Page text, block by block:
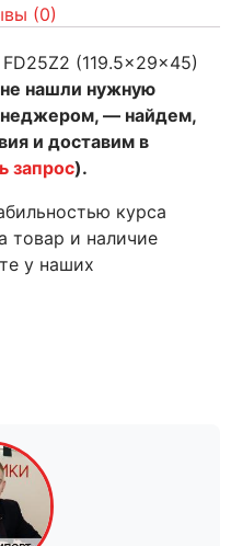
(0)
(119.5x29x45)
нашли нужную
— найдем,
и доставим в
запрос).
курса
товар и наличие
у наших